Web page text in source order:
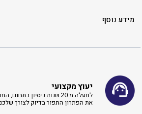
מידע נוסף
יעוץ מקצועי
למעלה מ 20 שנות ניסיון
את הפתרון התפור בדיוק לצורך